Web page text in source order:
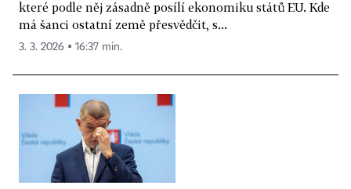
které podle něj zásadně posílí ekonomiku států EU. Kde
má šanci ostatní země přesvědčit, s...
3. 3. 2026 ▪ 16:37 min.